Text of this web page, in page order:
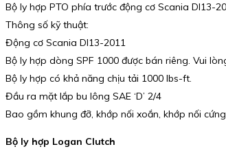
Bộ ly hợp PTO phía trước động cơ Scania DI13-
Thông số kỹ thuật:
Động cơ Scania DI13-2011
Bộ ly hợp dòng SPF 1000 được bán riêng. Vui
Bộ ly hợp có khả năng chịu tải 1000 lbs-ft.
Đầu ra mặt lắp bu lông SAE ‘D’ 2/4
Bao gồm khung đỡ, khớp nối xoắn, khớp nối
Bộ ly hợp Logan Clutch